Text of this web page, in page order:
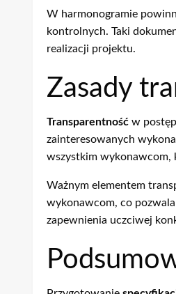
W harmonogramie
kontrolnych. Taki
realizacji projektu.
Zasady
Transparentność w
zainteresowanych
wszystkim wykonawcom,
Ważnym elementem
wykonawcom, co
zapewnienia uczciwej